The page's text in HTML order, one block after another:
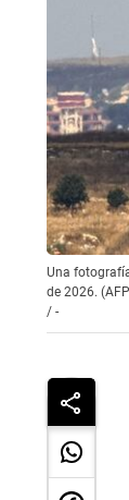
Una
de 2026.
/ -